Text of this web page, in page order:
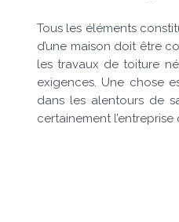
Tous les éléments
d’une maison doit être
les travaux de toiture
exigences. Une chose
dans les alentours de
certainement l’entreprise